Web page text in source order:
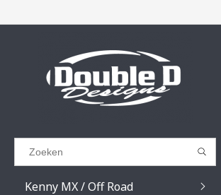
Results found (0)
GA TERUG
Kenny MX / Off Road